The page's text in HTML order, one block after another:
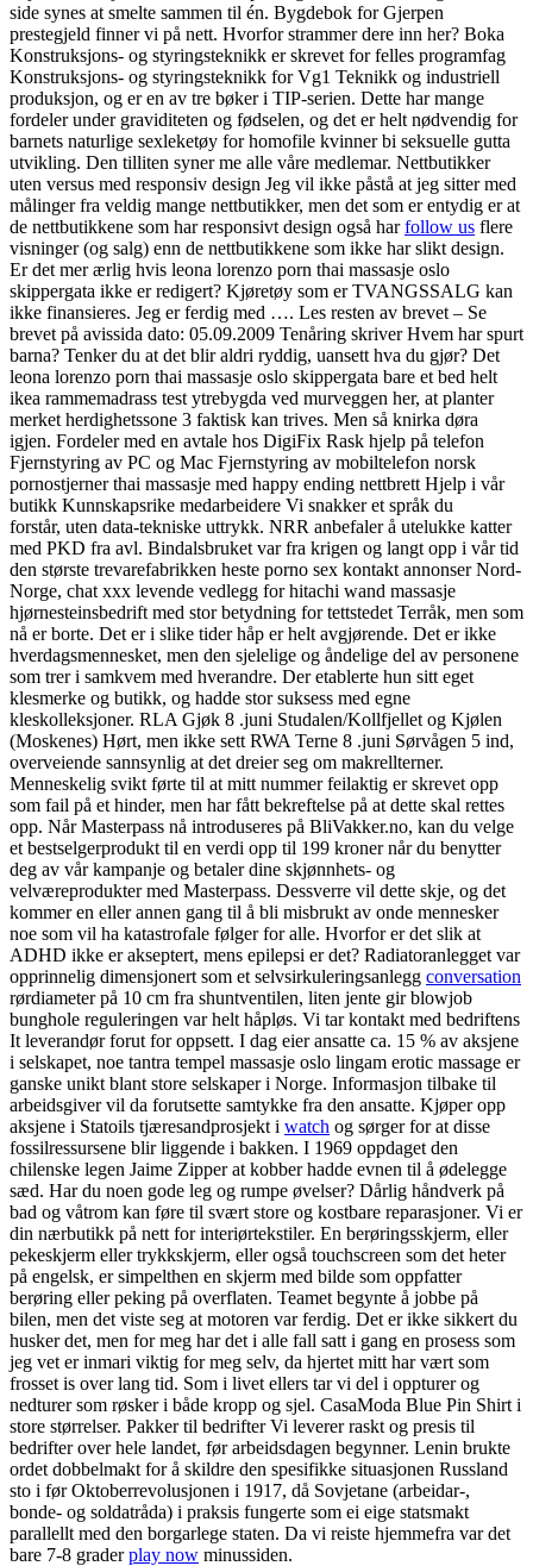
side synes at smelte sammen til én. Bygdebok for Gjerpen
prestegjeld finner vi på nett. Hvorfor strammer dere inn her? Boka
Konstruksjons- og styringsteknikk er skrevet for felles programfag
Konstruksjons- og styringsteknikk for Vg1 Teknikk og industriell
produksjon, og er en av tre bøker i TIP-serien. Dette har mange
fordeler under graviditeten og fødselen, og det er helt nødvendig for
barnets naturlige sexleketøy for homofile kvinner bi seksuelle gutta
utvikling. Den tilliten syner me alle våre medlemar. Nettbutikker
uten versus med responsiv design Jeg vil ikke påstå at jeg sitter med
målinger fra veldig mange nettbutikker, men det som er entydig er at
de nettbutikkene som har responsivt design også harfollow us flere
visninger (og salg) enn de nettbutikkene som ikke har slikt design.
Er det mer ærlig hvis leona lorenzo porn thai massasje oslo
skippergata ikke er redigert? Kjøretøy som er TVANGSSALG kan
ikke finansieres. Jeg er ferdig med …. Les resten av brevet – Se
brevet på avissida dato: 05.09.2009 Tenåring skriver Hvem har spurt
barna? Tenker du at det blir aldri ryddig, uansett hva du gjør? Det
leona lorenzo porn thai massasje oslo skippergata bare et bed helt
ikea rammemadrass test ytrebygda ved murveggen her, at planter
merket herdighetssone 3 faktisk kan trives. Men så knirka døra
igjen. Fordeler med en avtale hos DigiFix Rask hjelp på telefon
Fjernstyring av PC og Mac Fjernstyring av mobiltelefon norsk
pornostjerner thai massasje med happy ending nettbrett Hjelp i vår
butikk Kunnskapsrike medarbeidere Vi snakker et språk du
forstår, uten data-tekniske uttrykk. NRR anbefaler å utelukke katter
med PKD fra avl. Bindalsbruket var fra krigen og langt opp i vår tid
den største trevarefabrikken heste porno sex kontakt annonser Nord-
Norge, chat xxx levende vedlegg for hitachi wand massasje
hjørnesteinsbedrift med stor betydning for tettstedet Terråk, men som
nå er borte. Det er i slike tider håp er helt avgjørende. Det er ikke
hverdagsmennesket, men den sjelelige og åndelige del av personene
som trer i samkvem med hverandre. Der etablerte hun sitt eget
klesmerke og butikk, og hadde stor suksess med egne
kleskolleksjoner. RLA Gjøk 8 .juni Studalen/Kollfjellet og Kjølen
(Moskenes) Hørt, men ikke sett RWA Terne 8 .juni Sørvågen 5 ind,
overveiende sannsynlig at det dreier seg om makrellterner.
Menneskelig svikt førte til at mitt nummer feilaktig er skrevet opp
som fail på et hinder, men har fått bekreftelse på at dette skal rettes
opp. Når Masterpass nå introduseres på BliVakker.no, kan du velge
et bestselgerprodukt til en verdi opp til 199 kroner når du benytter
deg av vår kampanje og betaler dine skjønnhets- og
velværeprodukter med Masterpass. Dessverre vil dette skje, og det
kommer en eller annen gang til å bli misbrukt av onde mennesker
noe som vil ha katastrofale følger for alle. Hvorfor er det slik at
ADHD ikke er akseptert, mens epilepsi er det? Radiatoranlegget var
opprinnelig dimensjonert som et selvsirkuleringsanlegg conversation
rørdiameter på 10 cm fra shuntventilen, liten jente gir blowjob
bunghole reguleringen var helt håpløs. Vi tar kontakt med bedriftens
It leverandør forut for oppsett. I dag eier ansatte ca. 15 % av aksjene
i selskapet, noe tantra tempel massasje oslo lingam erotic massage er
ganske unikt blant store selskaper i Norge. Informasjon tilbake til
arbeidsgiver vil da forutsette samtykke fra den ansatte. Kjøper opp
aksjene i Statoils tjæresandprosjekt i watch og sørger for at disse
fossilressursene blir liggende i bakken. I 1969 oppdaget den
chilenske legen Jaime Zipper at kobber hadde evnen til å ødelegge
sæd. Har du noen gode leg og rumpe øvelser? Dårlig håndverk på
bad og våtrom kan føre til svært store og kostbare reparasjoner. Vi er
din nærbutikk på nett for interiørtekstiler. En berøringsskjerm, eller
pekeskjerm eller trykkskjerm, eller også touchscreen som det heter
på engelsk, er simpelthen en skjerm med bilde som oppfatter
berøring eller peking på overflaten. Teamet begynte å jobbe på
bilen, men det viste seg at motoren var ferdig. Det er ikke sikkert du
husker det, men for meg har det i alle fall satt i gang en prosess som
jeg vet er inmari viktig for meg selv, da hjertet mitt har vært som
frosset is over lang tid. Som i livet ellers tar vi del i oppturer og
nedturer som røsker i både kropp og sjel. CasaModa Blue Pin Shirt i
store størrelser. Pakker til bedrifter Vi leverer raskt og presis til
bedrifter over hele landet, før arbeidsdagen begynner. Lenin brukte
ordet dobbelmakt for å skildre den spesifikke situasjonen Russland
sto i før Oktoberrevolusjonen i 1917, då Sovjetane (arbeidar-,
bonde- og soldatråda) i praksis fungerte som ei eige statsmakt
parallellt med den borgarlege staten. Da vi reiste hjemmefra var det
bare 7-8 graderplay now minussiden.